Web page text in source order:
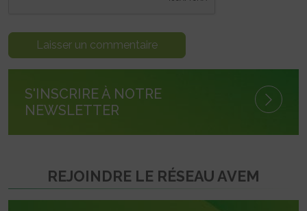
S'INSCRIRE À NOTRE
NEWSLETTER
REJOINDRE LE RÉSEAU AVEM